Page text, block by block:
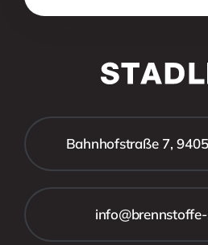
Bahnhofstraße 7,